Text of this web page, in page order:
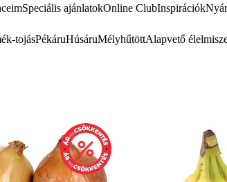
Speciális ajánlatokOnline ClubInspirációkNyár
tojásPékáruHúsáruMélyhűtöttAlapvető